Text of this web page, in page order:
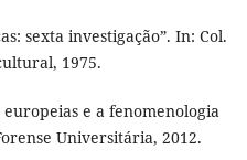
sexta investigação”. In: Col.
1975.
europeias e a fenomenologia
Universitária, 2012.